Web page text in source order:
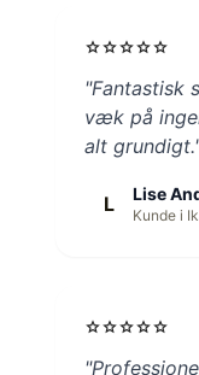
starstarstarstarstar
"Fantastisk
væk på
alt
L Lise
Kunde i
starstarstarstarstar